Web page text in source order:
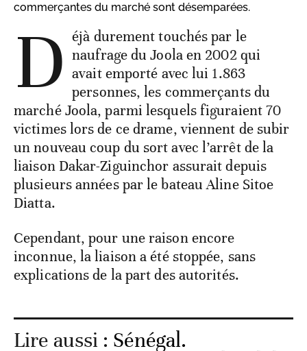
commerçantes du marché sont désemparées.
D éjà durement touchés par le
naufrage du Joola en 2002 qui
avait emporté avec lui 1.863
personnes, les commerçants du
marché Joola, parmi lesquels figuraient 70
victimes lors de ce drame, viennent de subir
un nouveau coup du sort avec l’arrêt de la
liaison Dakar-Ziguinchor assurait depuis
plusieurs années par le bateau Aline Sitoe
Diatta.
Cependant, pour une raison encore
inconnue, la liaison a été stoppée, sans
explications de la part des autorités.
Lire aussi : Sénégal.